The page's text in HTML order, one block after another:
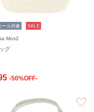
ール対象 SALE
Mos2
グ
-50%OFF-